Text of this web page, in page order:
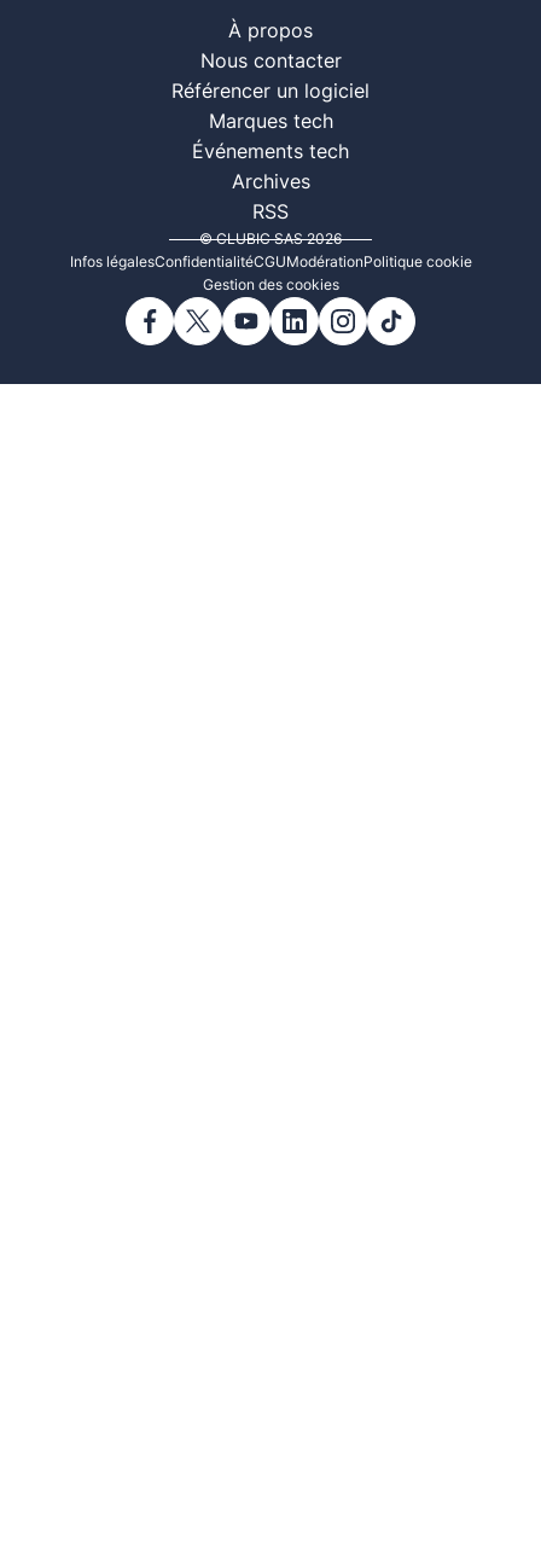
À propos
Nous contacter
Référencer un logiciel
Marques tech
Événements tech
Archives
RSS
© CLUBIC SAS 2026
Infos légalesConfidentialitéCGUModérationPolitique cookie
Gestion des cookies